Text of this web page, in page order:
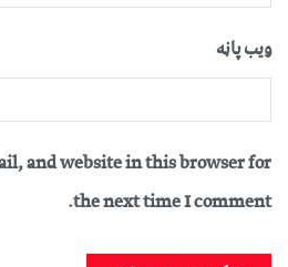
ویب پاڼه
and website in this browser for
the next time I comment.